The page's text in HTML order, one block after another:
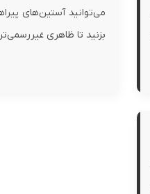
می‌توانید آستین‌های
بزنید تا ظاهری